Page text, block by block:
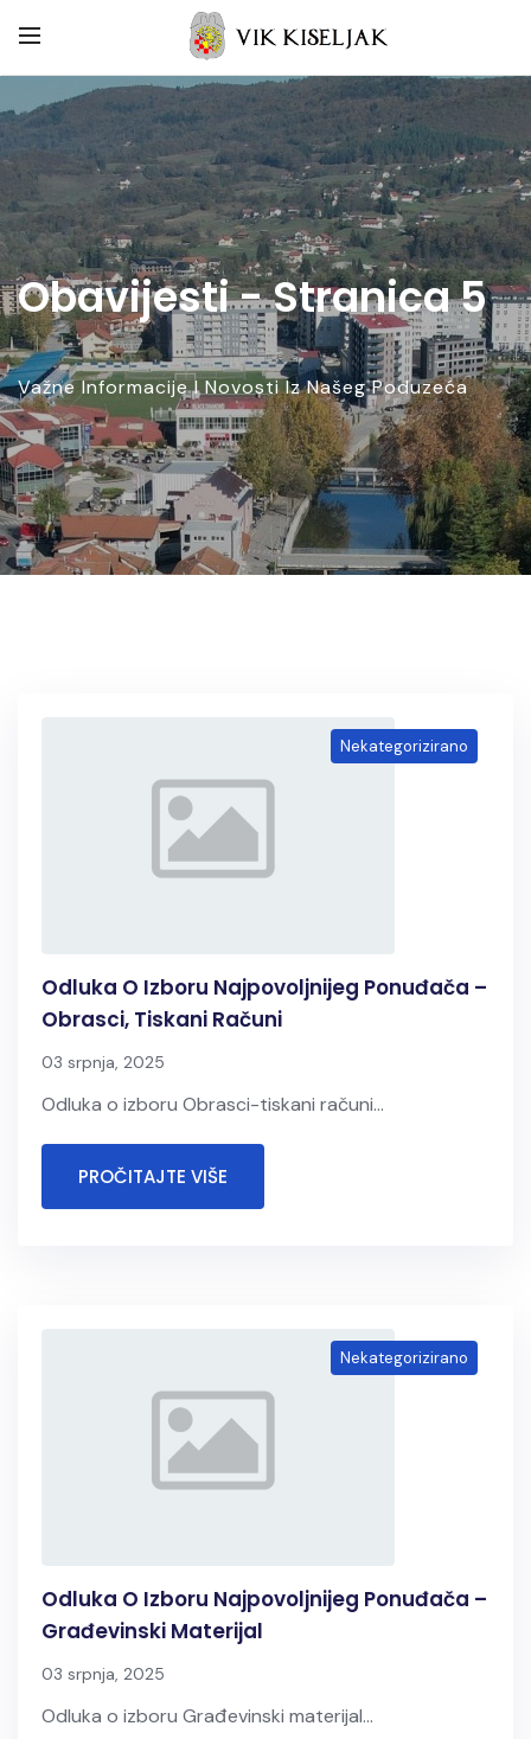
Obavijesti - Stranica 5
Važne Informacije I Novosti Iz Našeg Poduzeća
Nekategorizirano
Odluka O Izboru Najpovoljnijeg Ponuđača –
Obrasci, Tiskani Računi
03 srpnja, 2025
Odluka o izboru Obrasci-tiskani računi...
PROČITAJTE VIŠE
Nekategorizirano
Odluka O Izboru Najpovoljnijeg Ponuđača –
Građevinski Materijal
03 srpnja, 2025
Odluka o izboru Građevinski materijal...